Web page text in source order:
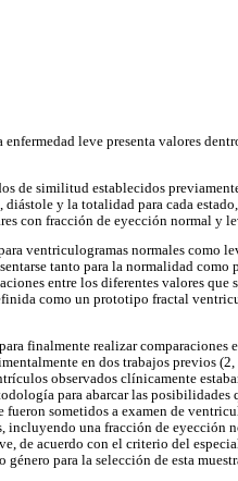
leve presenta valores
de similitud establecidos
y la totalidad para cada
con fracción de eyección normal y
ventriculogramas normales como
tanto para la normalidad como
entre los diferentes valores que
como un prototipo fractal
finalmente realizar comparaciones
en dos trabajos previos (2,
observados clínicamente
para abarcar las posibilidades
sometidos a examen de
una fracción de eyección
de acuerdo con el criterio del
para la selección de esta